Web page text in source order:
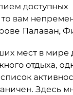
доступных
вам
Палаван,
мест в мире
отдыха,
Здесь